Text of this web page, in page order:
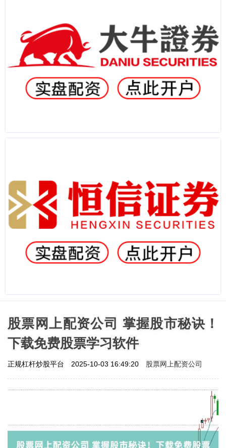
股票网上配资公司 掌握股市秘诀！
下载免费股票学习软件
正规杠杆炒股平台 2025-10-03 16:49:20 股票网上配资公司